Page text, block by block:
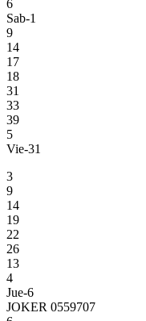
6
Sab-1
9
14
17
18
31
33
39
5
Vie-31
3
9
14
19
22
26
13
4
Jue-6
JOKER 0559707